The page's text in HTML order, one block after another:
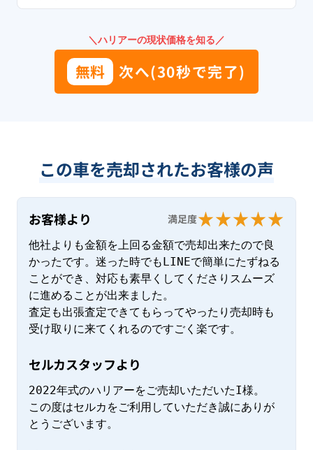
＼ハリアーの現状価格を知る／
無料 次へ(30秒で完了)
この車を売却されたお客様の声
お客様より 満足度
他社よりも金額を上回る金額で売却出来たので良
かったです。迷った時でもLINEで簡単にたずねる
ことができ、対応も素早くしてくださりスムーズ
に進めることが出来ました。
査定も出張査定できてもらってやったり売却時も
受け取りに来てくれるのですごく楽です。
セルカスタッフより
2022年式のハリアーをご売却いただいたI様。
この度はセルカをご利用していただき誠にありが
とうございます。